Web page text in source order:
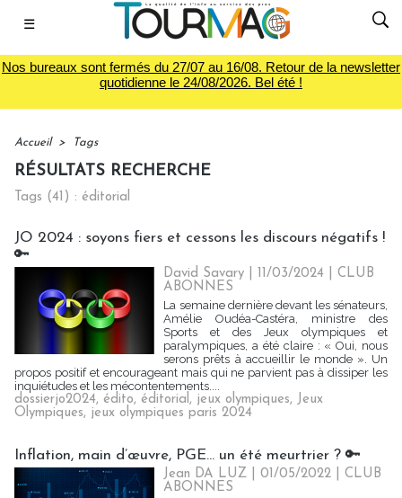
☰
Nos bureaux sont fermés du 27/07 au 16/08. Retour de la newsletter
quotidienne le 24/08/2026. Bel été !
Accueil > Tags
RÉSULTATS RECHERCHE
Tags (41) : éditorial
JO 2024 : soyons fiers et cessons les discours négatifs !
🔑
David Savary | 11/03/2024 |CLUB
ABONNES
La semaine dernière devant les sénateurs,
Amélie Oudéa-Castéra, ministre des
Sports et des Jeux olympiques et
paralympiques, a été claire : « Oui, nous
serons prêts à accueillir le monde ». Un
propos positif et encourageant mais qui ne parvient pas à dissiper les
inquiétudes et les mécontentements....
dossierjo2024, édito, éditorial, jeux olympiques, Jeux
Olympiques, jeux olympiques paris 2024
Inflation, main d’œuvre, PGE… un été meurtrier ? 🔑
Jean DA LUZ | 01/05/2022 |CLUB
ABONNES